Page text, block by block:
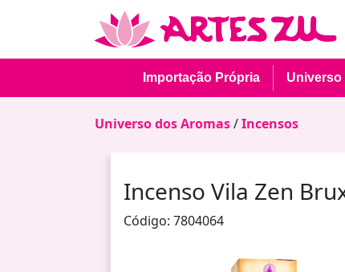
Importação Própria Universo
Universo dos Aromas/Incensos
Incenso Vila Zen
Código: 7804064